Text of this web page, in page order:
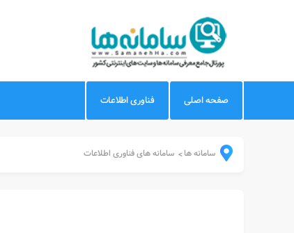
صفحه اصلی فناوری اطلاعات
سامانه ها> سامانه های فناوری اطلاعات